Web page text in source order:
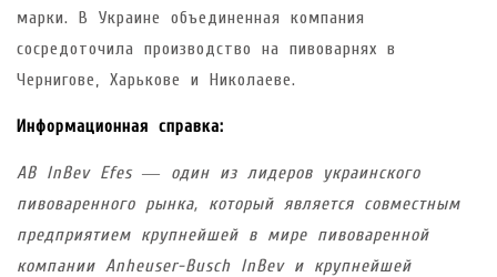
марки. В Украине объединенная компания
сосредоточила производство на пивоварнях в
Чернигове, Харькове и Николаеве.
Информационная справка:
AB InBev Efes ― один из лидеров украинского
пивоваренного рынка, который является совместным
предприятием крупнейшей в мире пивоваренной
компании Anheuser-Busch InBev и крупнейшей